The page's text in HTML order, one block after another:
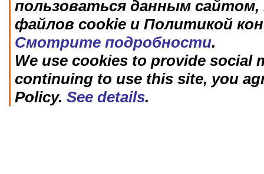
пользоваться данным
файлов cookie и Политикой
Смотрите подробности.
We use cookies to provide social
continuing to use this site, you
Policy. See details.